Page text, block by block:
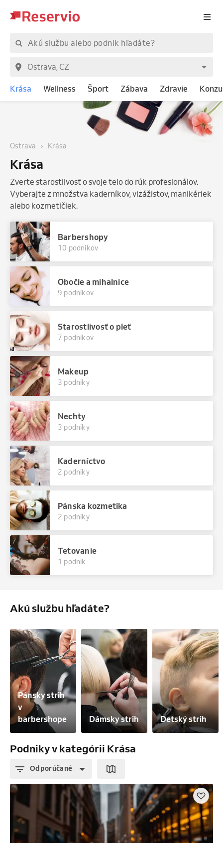
Krása Wellness Šport Zábava Zdravie
Ostrava Krása
Krása
Zverte starostlivosť o svoje telo do rúk profesionálov.
Vyberajte z množstva kaderníkov, vizážistov, manikériek
alebo kozmetičiek.
Barbershopy
10 podnikov
Obočie a mihalnice
9 podnikov
Starostlivosť o pleť
7 podnikov
Makeup
3 podniky
Nechty
3 podniky
Kaderníctvo
2 podniky
Pánska kozmetika
2 podniky
Tetovanie
1 podnik
Akú službu hľadáte?
Pánsky strih
v
barbershope
Dámsky strih Detský strih
Podniky v kategórii Krása
Odporúčané